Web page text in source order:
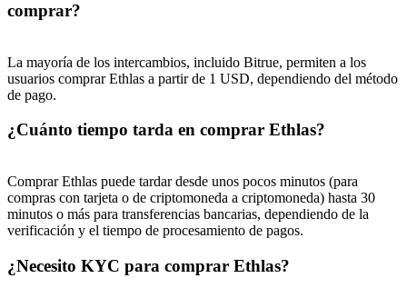
BTC Welcome Rewards
comprar?
La mayoría de los intercambios, incluido Bitrue, permiten a los
usuarios comprar Ethlas a partir de 1 USD, dependiendo del método
de pago.
¿Cuánto tiempo tarda en comprar Ethlas?
Comprar Ethlas puede tardar desde unos pocos minutos (para
compras con tarjeta o de criptomoneda a criptomoneda) hasta 30
minutos o más para transferencias bancarias, dependiendo de la
verificación y el tiempo de procesamiento de pagos.
¿Necesito KYC para comprar Ethlas?